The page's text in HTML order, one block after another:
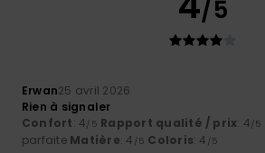
/5
Erwan25 avril 2026
Rien à signaler
Confort: 4/5 Rapport qualité / prix: 4/5
parfaite Matière: 4 /5 Coloris: 4 /5